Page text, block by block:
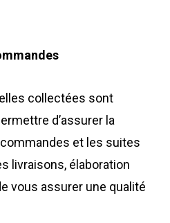
collectées sont
d’assurer la
et les suites
livraisons, élaboration
vous assurer une qualité